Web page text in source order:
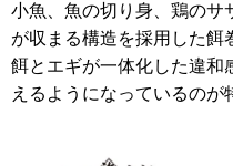
小魚、魚の切り身、鶏のサ
が収まる構造を採用した餌
餌とエギが一体化した違和
えるようになっているのが